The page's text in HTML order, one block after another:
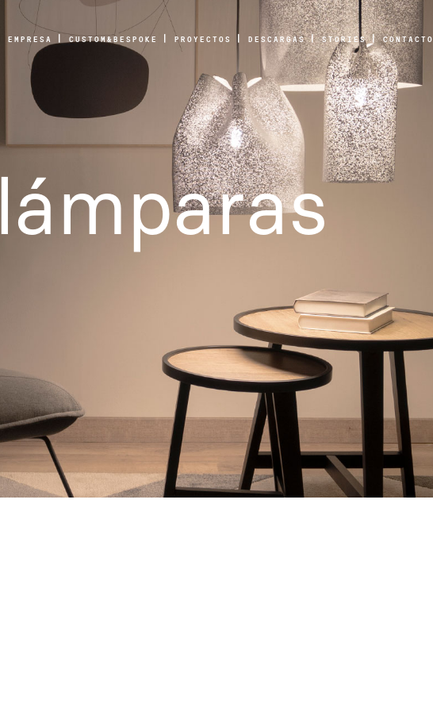
EMPRESA CUSTOM&BESPOKE PROYECTOS DESCARGAS STORIES CONTACTO
lámparas